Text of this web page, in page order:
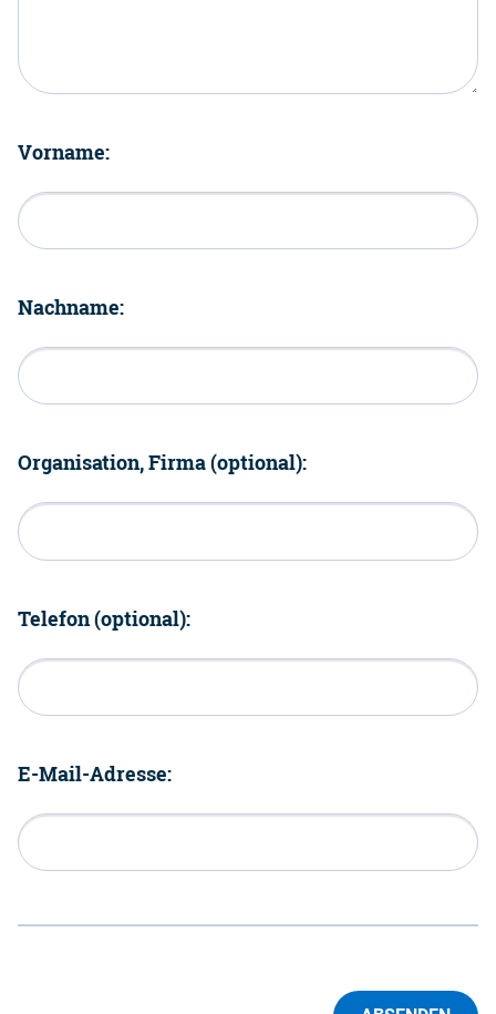
Vorname:
Nachname:
Organisation, Firma (optional):
Telefon (optional):
E-Mail-Adresse: